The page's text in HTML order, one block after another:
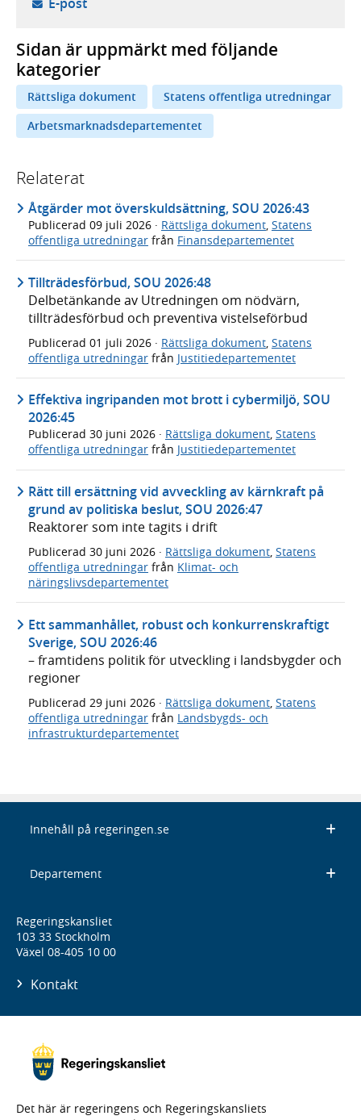
E-post
Sidan är uppmärkt med följande
kategorier
Rättsliga dokument
Statens offentliga utredningar
Arbetsmarknadsdepartementet
Relaterat
Åtgärder mot överskuldsättning, SOU 2026:43
Publicerad 09 juli 2026 · Rättsliga dokument, Statens
offentliga utredningar från Finansdepartementet
Tillträdesförbud, SOU 2026:48
Delbetänkande av Utredningen om nödvärn,
tillträdesförbud och preventiva vistelseförbud
Publicerad 01 juli 2026 · Rättsliga dokument Statens
offentliga utredningar från Justitiedepartementet
Effektiva ingripanden mot brott i cybermiljö, SOU
2026:45
Publicerad 30 juni 2026 · Rättsliga dokument, Statens
offentliga utredningar från Justitiedepartementet
Rätt till ersättning vid avveckling av kärnkraft på
grund av politiska beslut, SOU 2026:47
Reaktorer som inte tagits i drift
Publicerad 30 juni 2026 · Rättsliga dokument, Statens
offentliga utredningar från Klimat- och
näringslivsdepartementet
Ett sammanhållet, robust och konkurrenskraftigt
Sverige, SOU 2026:46
– framtidens politik för utveckling i landsbygder och
regioner
Publicerad 29 juni 2026 · Rättsliga dokument Statens
offentliga utredningar från Landsbygds- och
infrastrukturdepartementet
Innehåll på regeringen.se
Departement
Regeringskansliet
103 33 Stockholm
Växel 08-405 10 00
Kontakt
Det här är regeringens och Regeringskansliets